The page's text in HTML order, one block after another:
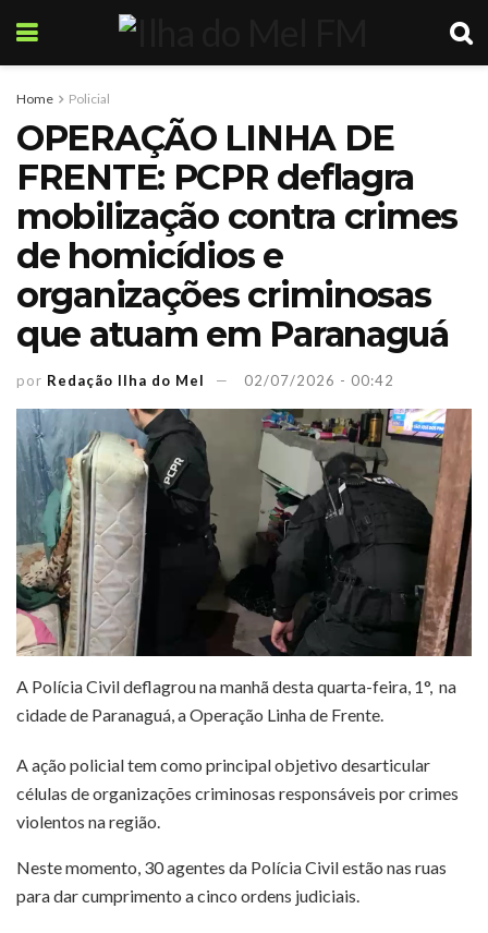
Home Policial
OPERAÇÃO LINHA DE
FRENTE: PCPR deflagra
mobilização contra crimes
de homicídios e
organizações criminosas
que atuam em Paranaguá
por Redação Ilha do Mel 02/07/2026 - 00:42
A Polícia Civil deflagrou na manhã desta quarta-feira, 1°, na
cidade de Paranaguá, a Operação Linha de Frente.
A ação policial tem como principal objetivo desarticular
células de organizações criminosas responsáveis por crimes
violentos na região.
Neste momento, 30 agentes da Polícia Civil estão nas ruas
para dar cumprimento a cinco ordens judiciais.